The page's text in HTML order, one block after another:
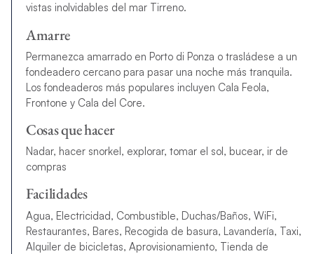
vistas inolvidables del mar Tirreno.
Amarre
Permanezca amarrado en Porto di Ponza o trasládese a un
fondeadero cercano para pasar una noche más tranquila.
Los fondeaderos más populares incluyen Cala Feola,
Frontone y Cala del Core.
Cosas que hacer
Nadar, hacer snorkel, explorar, tomar el sol, bucear, ir de
compras
Facilidades
Agua, Electricidad, Combustible, Duchas/Baños, WiFi,
Restaurantes, Bares, Recogida de basura, Lavandería, Taxi,
Alquiler de bicicletas, Aprovisionamiento, Tienda de